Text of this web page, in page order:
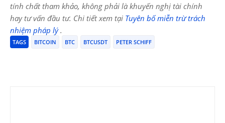
tính chất tham khảo, không phải là khuyến nghị tài chính
hay tư vấn đầu tư. Chi tiết xem tại Tuyên bố miễn trừ trách
nhiệm pháp lý.
TAGS BITCOIN BTC BTCUSDT PETER SCHIFF